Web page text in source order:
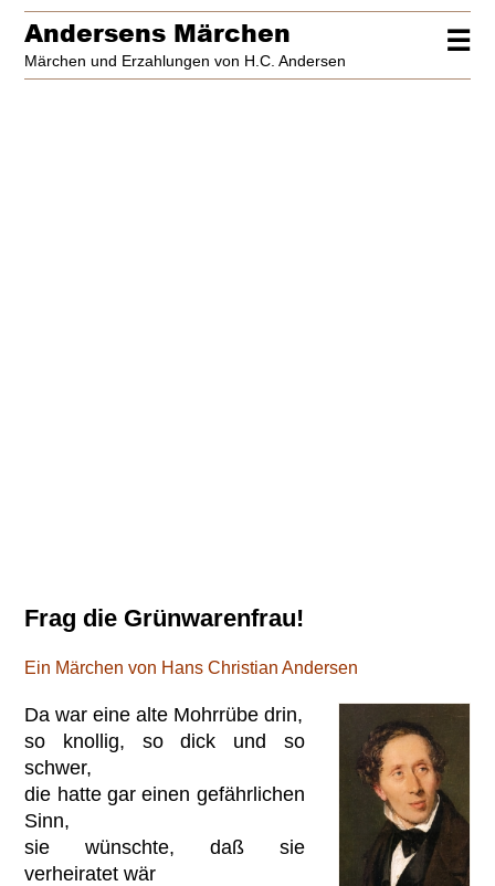
☰
Andersens Märchen
Märchen und Erzahlungen von H.C. Andersen
Frag die Grünwarenfrau!
Ein Märchen von Hans Christian Andersen
Da war eine alte Mohrrübe drin,
so knollig, so dick und so
schwer,
die hatte gar einen gefährlichen
Sinn,
sie wünschte, daß sie
verheiratet wär